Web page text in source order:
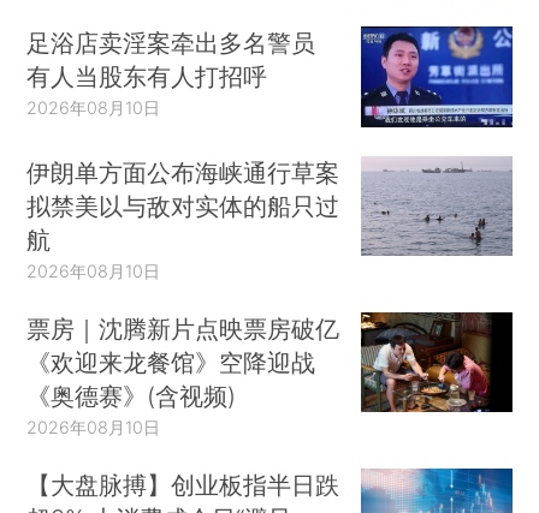
足浴店卖淫案牵出多名警员
有人当股东有人打招呼
2026年08月10日
伊朗单方面公布海峡通行草案
拟禁美以与敌对实体的船只过
航
2026年08月10日
票房｜沈腾新片点映票房破亿
《欢迎来龙餐馆》空降迎战
《奥德赛》(含视频)
2026年08月10日
【大盘脉搏】创业板指半日跌